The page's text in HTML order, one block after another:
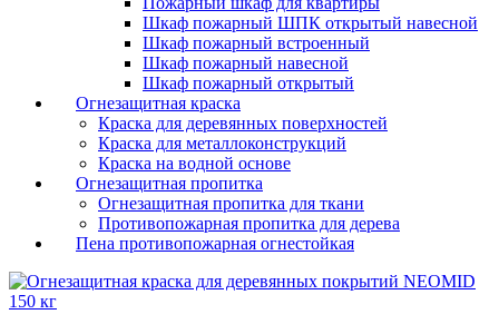
Шкаф пожарный ШПК открытый навесной
Шкаф пожарный встроенный
Шкаф пожарный навесной
Шкаф пожарный открытый
Огнезащитная краска
Краска для деревянных поверхностей
Краска для металлоконструкций
Краска на водной основе
Огнезащитная пропитка
Огнезащитная пропитка для ткани
Противопожарная пропитка для дерева
Пена противопожарная огнестойкая